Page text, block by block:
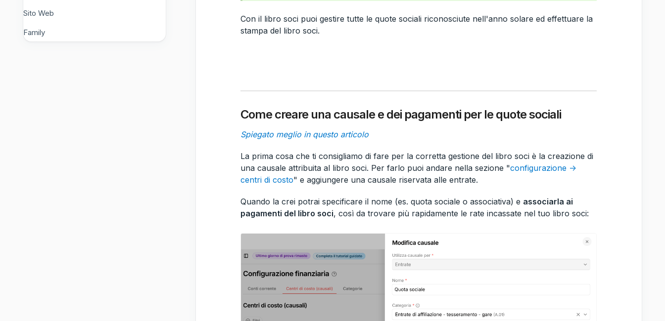
Con il libro soci puoi gestire tutte le quote sociali riconosciute nell'anno solare ed effettuare la
stampa del libro soci.
Come creare una causale e dei pagamenti per le quote sociali
Spiegato meglio in questo articolo
La prima cosa che ti consigliamo di fare per la corretta gestione del libro soci è la creazione di
una causale attribuita al libro soci. Per farlo puoi andare nella sezione "configurazione ->
centri di costo" e aggiungere una causale riservata alle entrate.
Quando la crei potrai specificare il nome (es. quota sociale o associativa) e associarla ai
pagamenti del libro soci, così da trovare più rapidamente le rate incassate nel tuo libro soci:
Sito Web
Family